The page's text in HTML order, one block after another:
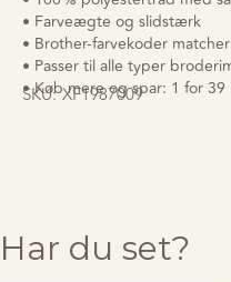
• Farveægte og slidstærk
• Brother-farvekoder
• Passer til alle typer
• Køb mere og spar: 1 for 39
SKU: XF1987009
Har du set?